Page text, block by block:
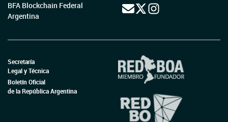
BFA Blockchain Federal
Argentina
Secretaría
Legal y Técnica
Boletín Oficial
de la República Argentina